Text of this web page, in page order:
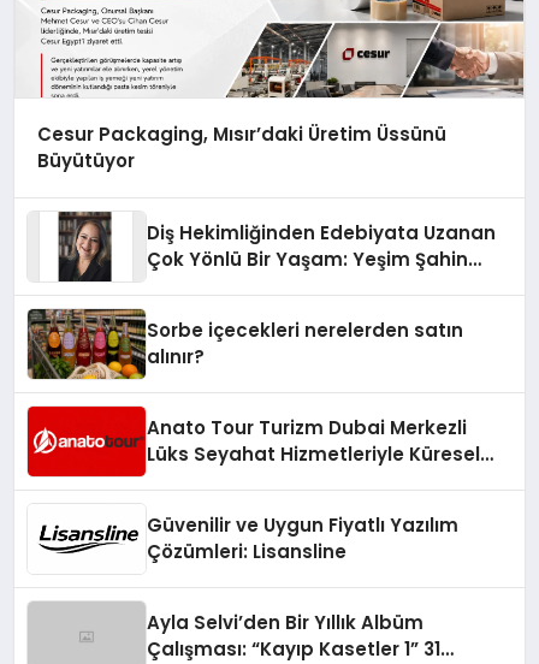
Cesur Packaging, Mısır’daki Üretim Üssünü
Büyütüyor
Diş Hekimliğinden Edebiyata Uzanan
Çok Yönlü Bir Yaşam: Yeşim Şahin
Sorbe içecekleri nerelerden satın
alınır?
Anato Tour Turizm Dubai Merkezli
Lüks Seyahat Hizmetleriyle Küresel
Güvenilir ve Uygun Fiyatlı Yazılım
Çözümleri: Lisansline
Ayla Selvi’den Bir Yıllık Albüm
Çalışması: “Kayıp Kasetler 1” 31